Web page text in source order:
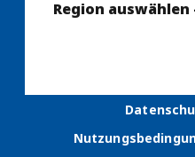
Region